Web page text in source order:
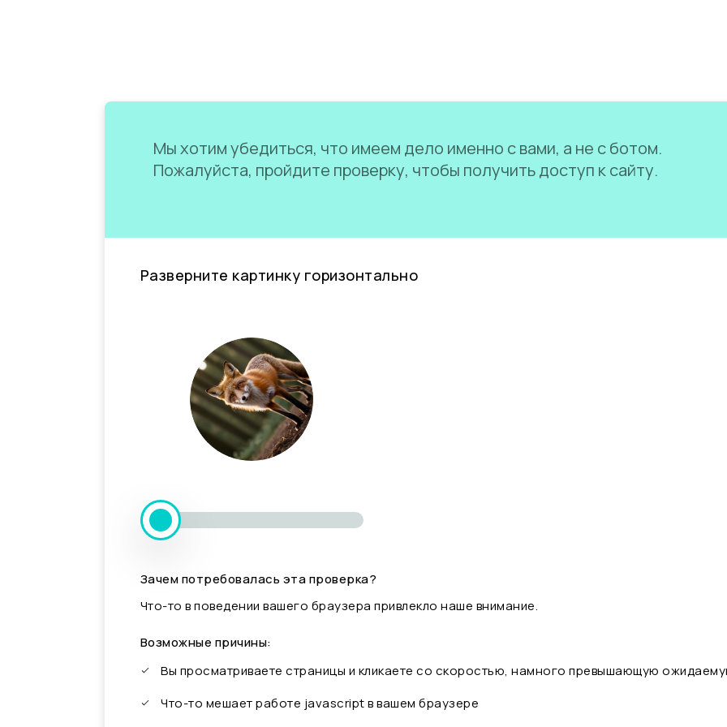
Мы хотим убедиться, что имеем дело именно с вами, а не с ботом.
Пожалуйста, пройдите проверку, чтобы получить доступ к сайту.
Разверните картинку горизонтально
Зачем потребовалась эта проверка?
Что-то в поведении вашего браузера привлекло наше внимание.
Возможные причины:
Вы просматриваете страницы и кликаете со скоростью, намного превышающую
Что-то мешает работе javascript в вашем браузере